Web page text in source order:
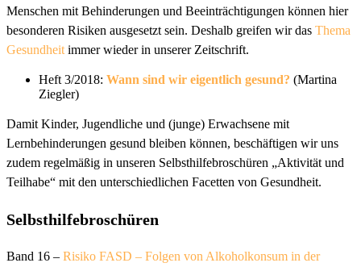
Menschen mit Behinderungen und Beeinträchtigungen können hier
besonderen Risiken ausgesetzt sein. Deshalb greifen wir das Thema
Gesundheit immer wieder in unserer Zeitschrift.
Heft 3/2018: Wann sind wir eigentlich gesund? (Martina
Ziegler)
Damit Kinder, Jugendliche und (junge) Erwachsene mit
Lernbehinderungen gesund bleiben können, beschäftigen wir uns
zudem regelmäßig in unseren Selbsthilfebroschüren „Aktivität und
Teilhabe“ mit den unterschiedlichen Facetten von Gesundheit.
Selbsthilfebroschüren
Band 16 – Risiko FASD – Folgen von Alkoholkonsum in der